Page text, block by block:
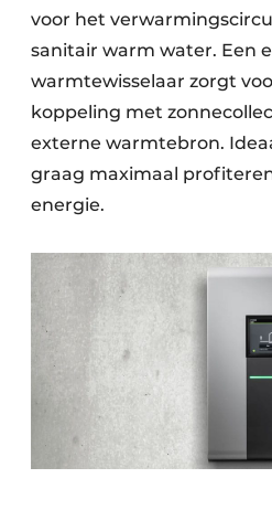
voor het
sanitair warm water. Een
warmtewisselaar zorgt
koppeling met
externe warmtebron.
graag maximaal
energie.